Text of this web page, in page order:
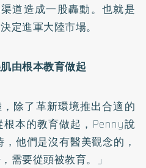
道造成一股轟動。也就是
定進軍大陸市場。
由根本教育做起
除了革新環境推出合適的
本的教育做起，Penny說
他們是沒有醫美觀念的，
需要從頭被教育。」